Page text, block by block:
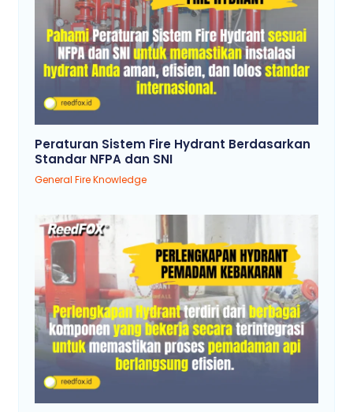
Peraturan Sistem Fire Hydrant Berdasarkan
Standar NFPA dan SNI
General Fire Knowledge